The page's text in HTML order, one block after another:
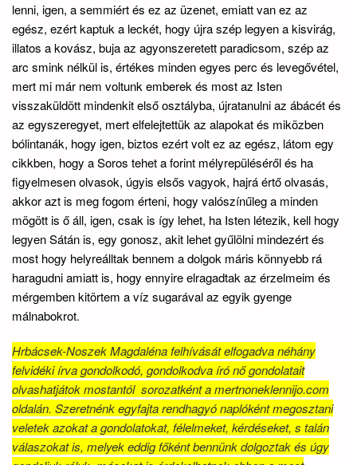
lenni, igen, a semmiért és ez az üzenet, emiatt van ez az
egész, ezért kaptuk a leckét, hogy újra szép legyen a kisvirág,
illatos a kovász, buja az agyonszeretett paradicsom, szép az
arc smink nélkül is, értékes minden egyes perc és levegővétel,
mert mi már nem voltunk emberek és most az Isten
visszaküldött mindenkit első osztályba, újratanulni az ábácét és
az egyszeregyet, mert elfelejtettük az alapokat és miközben
bólintanák, hogy igen, biztos ezért volt ez az egész, látom egy
cikkben, hogy a Soros tehet a forint mélyrepüléséről és ha
figyelmesen olvasok, úgyis elsős vagyok, hajrá értő olvasás,
akkor azt is meg fogom érteni, hogy valószínűleg a minden
mögött is ő áll, igen, csak is így lehet, ha Isten létezik, kell hogy
legyen Sátán is, egy gonosz, akit lehet gyűlölni mindezért és
most hogy helyreálltak bennem a dolgok máris könnyebb rá
haragudni amiatt is, hogy ennyire elragadtak az érzelmeim és
mérgemben kitörtem a víz sugarával az egyik gyenge
málnabokrot.
Hrbácsek-Noszek Magdaléna felhívását elfogadva néhány
felvidéki írva gondolkodó, gondolkodva író nő gondolatait
olvashatjátok mostantól sorozatként a mertnoneklennijo.com
oldalán. Szeretnénk egyfajta rendhagyó naplóként megosztani
veletek azokat a gondolatokat, félelmeket, kérdéseket, s talán
válaszokat is, melyek eddig főként bennünk dolgoztak és úgy